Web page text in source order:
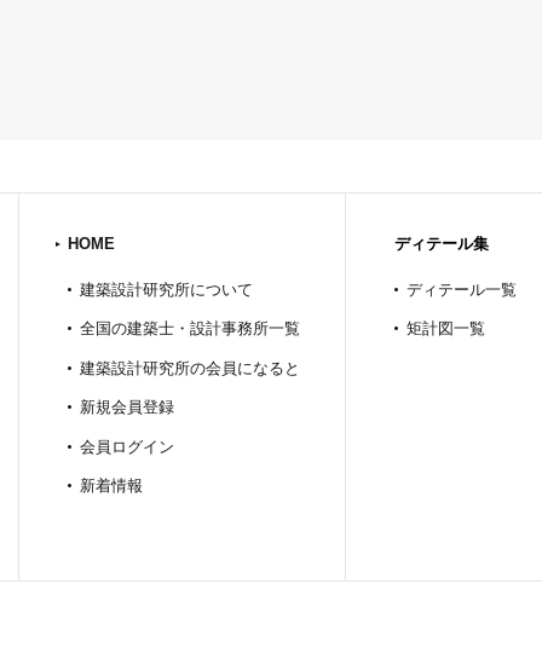
HOME
建築設計研究所について
全国の建築士・設計事務所一覧
建築設計研究所の会員になると
新規会員登録
会員ログイン
新着情報
ディテール集
ディテール一覧
矩計図一覧